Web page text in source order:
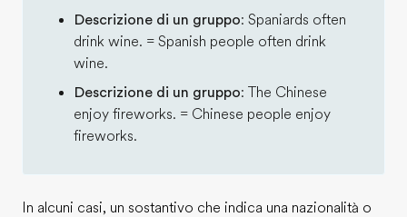
Descrizione di un gruppo: Spaniards often
drink wine. = Spanish people often drink
wine.
Descrizione di un gruppo: The Chinese
enjoy fireworks. = Chinese people enjoy
fireworks.
In alcuni casi, un sostantivo che indica una nazionalità o